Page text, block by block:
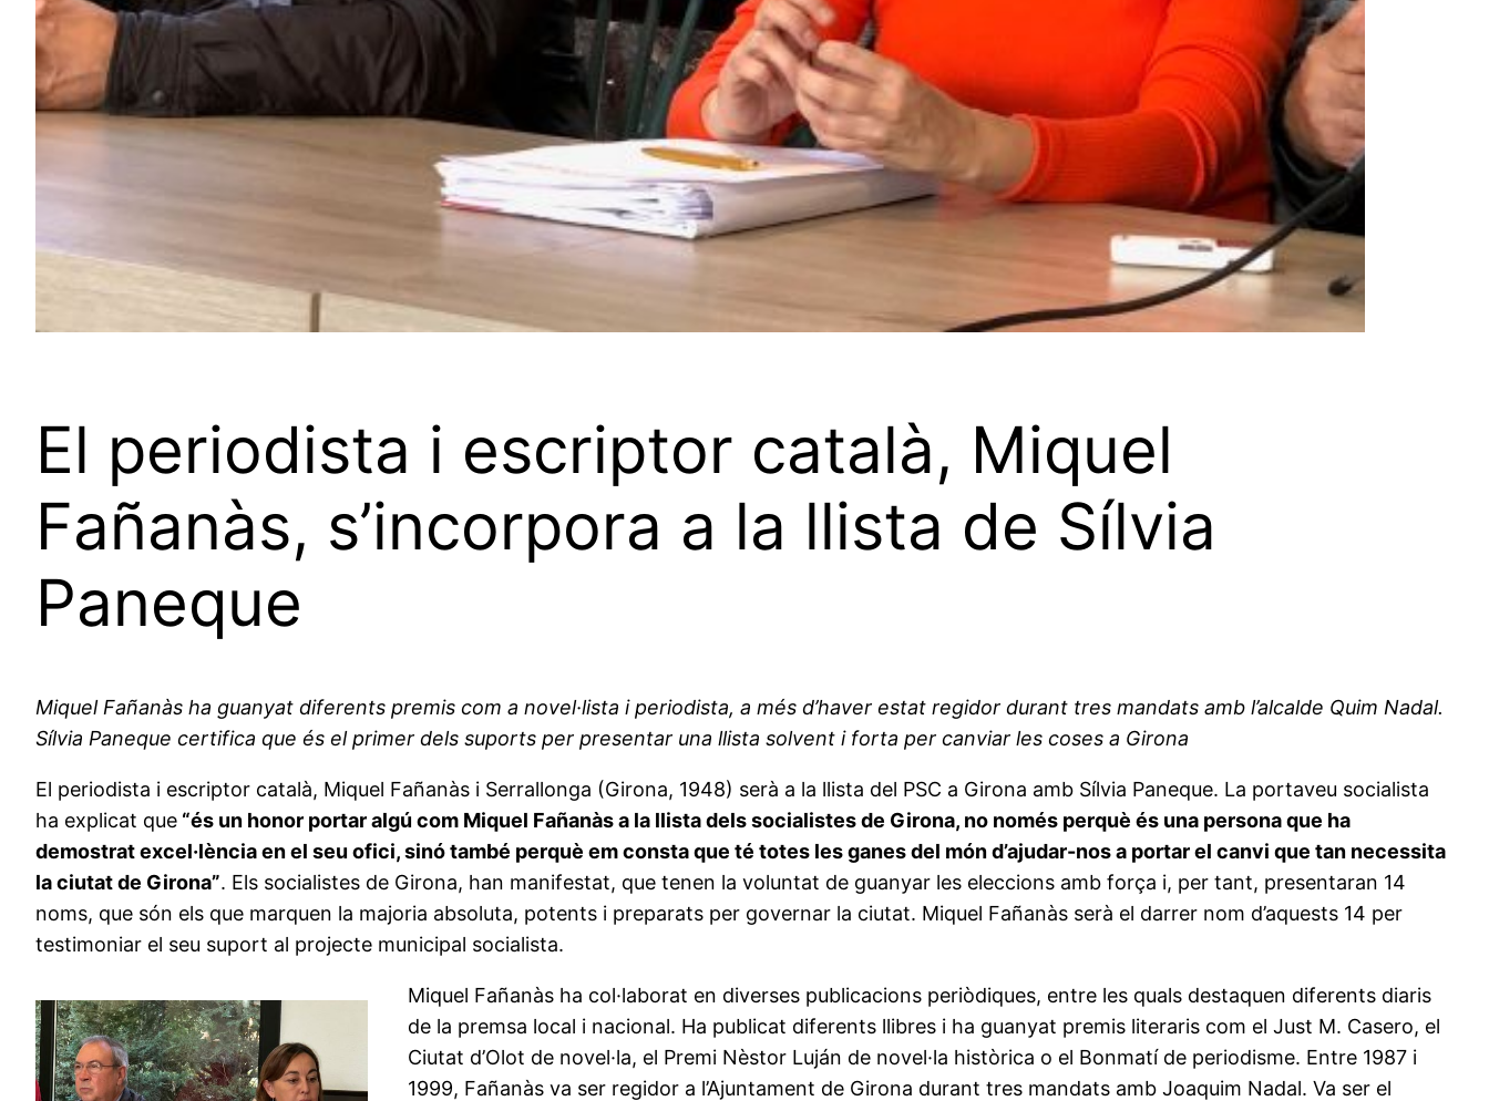
El periodista i escriptor català, Miquel
Fañanàs, s’incorpora a la llista de Sílvia
Paneque
Miquel Fañanàs ha guanyat diferents premis com a novel·lista i periodista, a més d’haver estat regidor durant tres mandats amb l’alcalde Quim Nadal.
Sílvia Paneque certifica que és el primer dels suports per presentar una llista solvent i forta per canviar les coses a Girona
El periodista i escriptor català, Miquel Fañanàs i Serrallonga (Girona, 1948) serà a la llista del PSC a Girona amb Sílvia Paneque. La portaveu socialista
ha explicat que “és un honor portar algú com Miquel Fañanàs a la llista dels socialistes de Girona, no només perquè és una persona que ha
demostrat excel·lència en el seu ofici, sinó també perquè em consta que té totes les ganes del món d’ajudar-nos a portar el canvi que tan necessita
la ciutat de Girona”. Els socialistes de Girona, han manifestat, que tenen la voluntat de guanyar les eleccions amb força i, per tant, presentaran 14
noms, que són els que marquen la majoria absoluta, potents i preparats per governar la ciutat. Miquel Fañanàs serà el darrer nom d’aquests 14 per
testimoniar el seu suport al projecte municipal socialista.
Miquel Fañanàs ha col·laborat en diverses publicacions periòdiques, entre les quals destaquen diferents diaris
de la premsa local i nacional. Ha publicat diferents llibres i ha guanyat premis literaris com el Just M. Casero, el
Ciutat d’Olot de novel·la, el Premi Nèstor Luján de novel·la històrica o el Bonmatí de periodisme. Entre 1987 i
1999, Fañanàs va ser regidor a l’Ajuntament de Girona durant tres mandats amb Joaquim Nadal. Va ser el